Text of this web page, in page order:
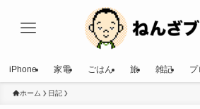
iPhone 家電 ごはん 旅 雑記 プ
ホーム 日記